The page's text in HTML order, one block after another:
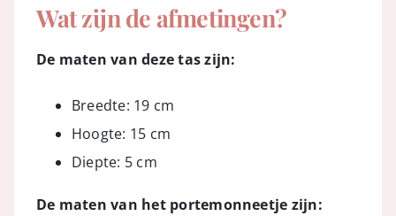
Wat zijn de afmetingen?
De maten van deze tas zijn:
Breedte: 19 cm
Hoogte: 15 cm
Diepte: 5 cm
De maten van het portemonneetje zijn: